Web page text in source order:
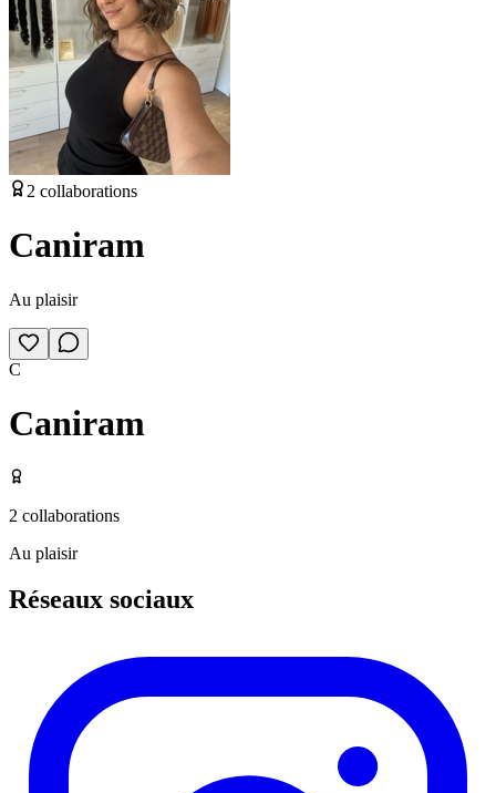
2 collaborations
Caniram
Au plaisir
C
Caniram
2 collaborations
Au plaisir
Réseaux sociaux